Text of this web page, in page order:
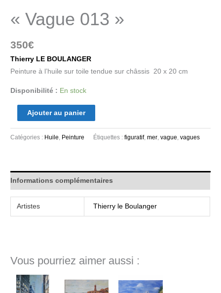
« Vague 013 »
350€
Thierry LE BOULANGER
Peinture à l’huile sur toile tendue sur châssis 20 x 20 cm
Disponibilité : En stock
Ajouter au panier
Catégories : Huile, Peinture Étiquettes :figuratif,mer,vague,vagues
Informations complémentaires
Artistes Thierry le Boulanger
Vous pourriez aimer aussi :